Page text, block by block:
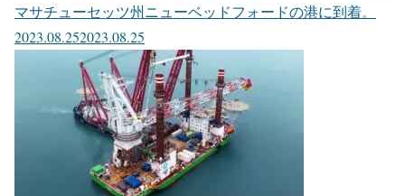
マサチューセッツ州ニューベッドフォードの港に到着。
2023.08.252023.08.25